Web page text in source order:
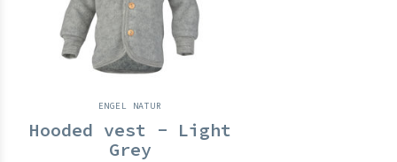
ENGEL NATUR
Hooded vest - Light
Grey